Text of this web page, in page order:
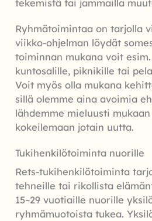
tekemistä tai jammailla
Ryhmätoimintaa on tarjolla
viikko-ohjelman löydät
toiminnan mukana voit
kuntosalille, piknikille tai
Voit myös olla mukana
sillä olemme aina avoimia
lähdemme mieluusti
kokeilemaan jotain uutta.
Tukihenkilötoiminta nuorille
Rets-tukihenkilötoiminta
tehneille tai rikollista
15–29 vuotiaille nuorille
ryhmämuotoista tukea.